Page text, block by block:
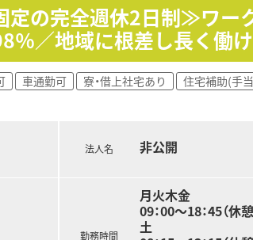
県を中心とし多数店舗展開している薬局
に、地域医療に開かれた薬局作りを目指し
が多く、通勤範囲内でさまざまな経験を
越しの方も帰省しやすい環境です。
剤師は3名在籍しているため、サポート体
きたい方、あるいは今後目指している方
働きたい方
定の完全週休2日制≫ワー
％／地域に根差し長く働
車通勤可 寮・借上社宅あり 住宅補助(手
法人名 非公開
勤務時間
月火木金
09：00～18：45（休
土